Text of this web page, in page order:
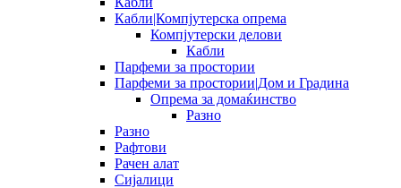
Кабли|Компјутерска опрема
Компјутерски делови
Кабли
Парфеми за простории
Парфеми за простории|Дом и Градина
Опрема за домаќинство
Разно
Разно
Рафтови
Рачен алат
Сијалици